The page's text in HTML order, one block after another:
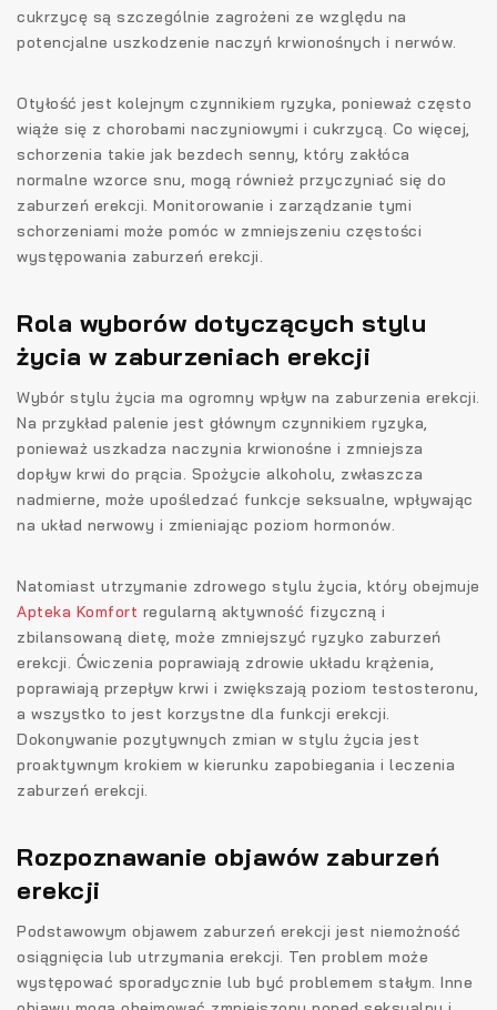
cukrzycę są szczególnie zagrożeni ze względu na
potencjalne uszkodzenie naczyń krwionośnych i nerwów.
Otyłość jest kolejnym czynnikiem ryzyka, ponieważ często
wiąże się z chorobami naczyniowymi i cukrzycą. Co więcej,
schorzenia takie jak bezdech senny, który zakłóca
normalne wzorce snu, mogą również przyczyniać się do
zaburzeń erekcji. Monitorowanie i zarządzanie tymi
schorzeniami może pomóc w zmniejszeniu częstości
występowania zaburzeń erekcji.
Rola wyborów dotyczących stylu
życia w zaburzeniach erekcji
Wybór stylu życia ma ogromny wpływ na zaburzenia erekcji.
Na przykład palenie jest głównym czynnikiem ryzyka,
ponieważ uszkadza naczynia krwionośne i zmniejsza
dopływ krwi do prącia. Spożycie alkoholu, zwłaszcza
nadmierne, może upośledzać funkcje seksualne, wpływając
na układ nerwowy i zmieniając poziom hormonów.
Natomiast utrzymanie zdrowego stylu życia, który obejmuje
Apteka Komfort regularną aktywność fizyczną i
zbilansowaną dietę, może zmniejszyć ryzyko zaburzeń
erekcji. Ćwiczenia poprawiają zdrowie układu krążenia,
poprawiają przepływ krwi i zwiększają poziom testosteronu,
a wszystko to jest korzystne dla funkcji erekcji.
Dokonywanie pozytywnych zmian w stylu życia jest
proaktywnym krokiem w kierunku zapobiegania i leczenia
zaburzeń erekcji.
Rozpoznawanie objawów zaburzeń
erekcji
Podstawowym objawem zaburzeń erekcji jest niemożność
osiągnięcia lub utrzymania erekcji. Ten problem może
występować sporadycznie lub być problemem stałym. Inne